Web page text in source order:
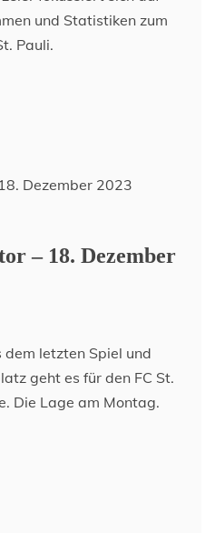
und Statistiken zum
Pauli.
– 18. Dezember
dem letzten Spiel und
geht es für den FC St.
Die Lage am Montag.